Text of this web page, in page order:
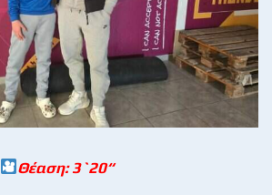
Θέαση: 3`20“